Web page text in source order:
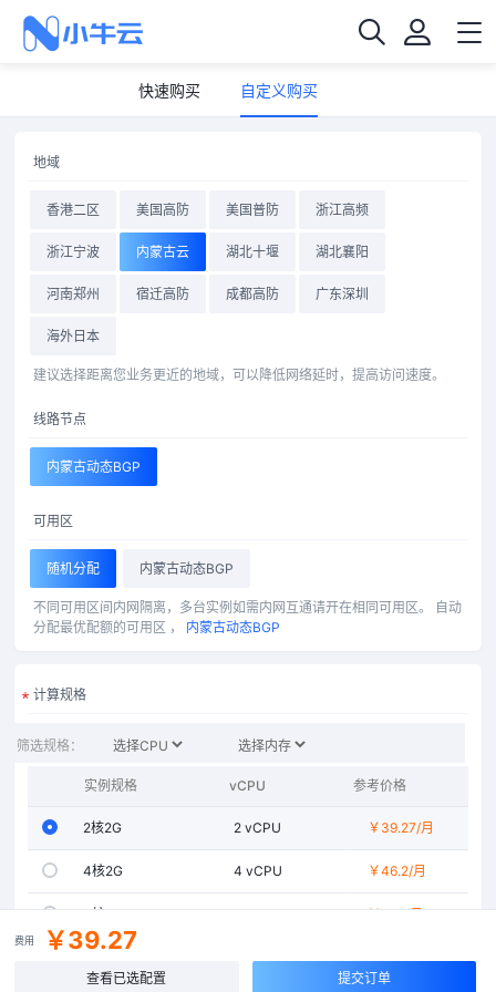
快速购买 自定义购买
地域
香港二区 美国高防 美国普防 浙江高频
浙江宁波 内蒙古云 湖北十堰 湖北襄阳
河南郑州 宿迁高防 成都高防 广东深圳
海外日本
建议选择距离您业务更近的地域，可以降低网络延时，提高访问速度。
线路节点
内蒙古动态BGP
可用区
随机分配 内蒙古动态BGP
不同可用区间内网隔离，多台实例如需内网互通请开在相同可用区。
自动
分配最优配额的可用区 ， 内蒙古动态BGP
计算规格
全部 服务器
筛选规格：
实例规格 vCPU 内存
参考价格
2核2G 2 vCPU 2GiB
￥39.27/月
4核2G 4 vCPU 2GiB
￥46.2/月
4核4G 4vCPU 4GiB
￥61.6/月
费用 ￥39.27
查看已选配置 提交订单